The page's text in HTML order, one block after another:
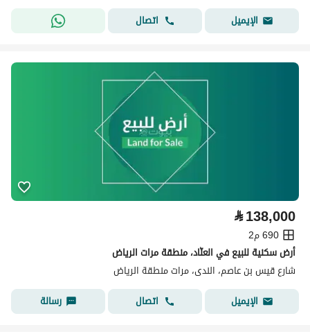
الإيميل
اتصال
⃁138,000
690 م2
أرض سكنية للبيع في العنّاد، منطقة مرات الرياض
شارع قيس بن عاصم، الندى، مرات منطقة الرياض
الإيميل
اتصال رسالة